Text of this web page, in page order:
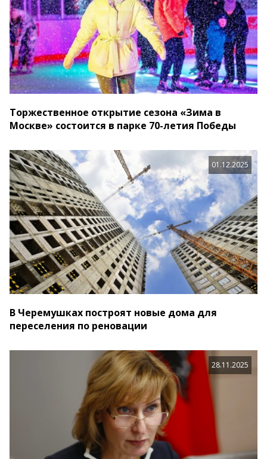
Торжественное открытие сезона «Зима в
Москве» состоится в парке 70-летия Победы
01.12.2025
В Черемушках построят новые дома для
переселения по реновации
28.11.2025